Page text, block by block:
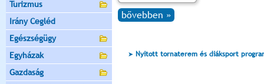
Turizmus
Irány Cegléd
Egészségügy
Egyházak
Gazdaság
bővebben »
Nyitott tornaterem és diáksport